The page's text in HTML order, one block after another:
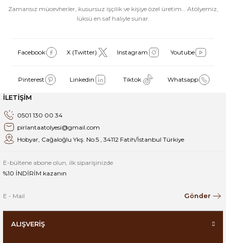
Zamansız mücevherler, kusursuz işçilik ve kişiye özel üretim… Atölyemiz,
lüksü en saf haliyle sunar.
Facebook X (Twitter) Instagram Youtube
Pinterest Linkedin Tiktok Whatsapp
İLETİŞİM
0501 130 00 34
pirlantaatolyesi@gmail.com
Hobyar, Cağaloğlu Ykş. No:5 , 34112 Fatih/İstanbul Türkiye
E-bültene abone olun, ilk siparişinizde
%10 İNDİRİM kazanın
Gönder
ALIŞVERİŞ